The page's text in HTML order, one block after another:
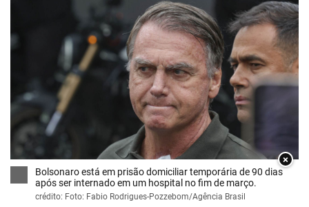
×
Bolsonaro está em prisão domiciliar temporária de 90 dias
após ser internado em um hospital no fim de março.
crédito: Foto: Fabio Rodrigues-Pozzebom/Agência Brasil